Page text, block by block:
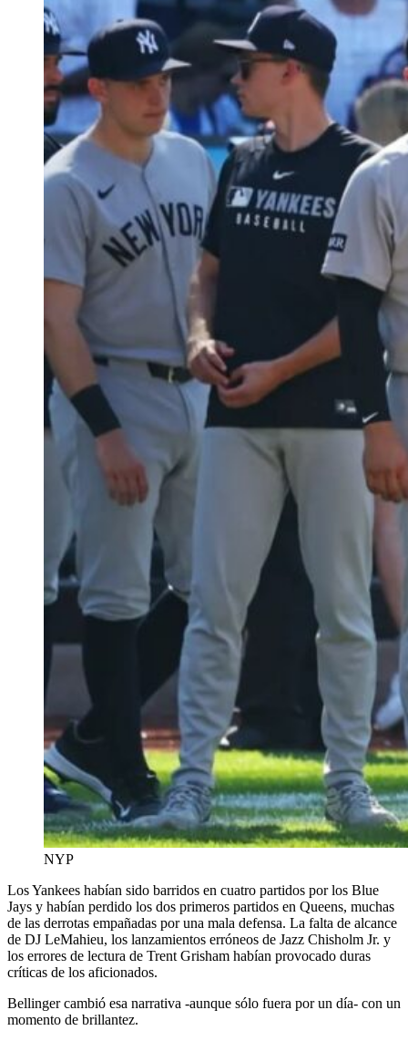
NYP
Los Yankees habían sido barridos en cuatro partidos por los Blue
Jays y habían perdido los dos primeros partidos en Queens, muchas
de las derrotas empañadas por una mala defensa. La falta de alcance
de DJ LeMahieu, los lanzamientos erróneos de Jazz Chisholm Jr. y
los errores de lectura de Trent Grisham habían provocado duras
críticas de los aficionados.
Bellinger cambió esa narrativa -aunque sólo fuera por un día- con un
momento de brillantez.